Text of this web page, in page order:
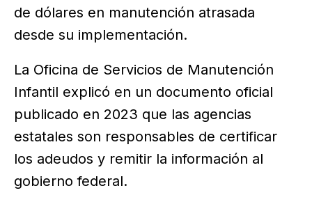
de dólares en manutención atrasada
desde su implementación.
La Oficina de Servicios de Manutención
Infantil explicó en un documento oficial
publicado en 2023 que las agencias
estatales son responsables de certificar
los adeudos y remitir la información al
gobierno federal.